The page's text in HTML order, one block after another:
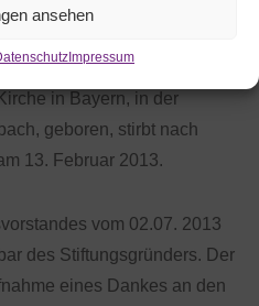
ansehen
Impressum
der
in Bayern, in der
geboren, stirbt nach
13. Februar 2013.
vom 02.07. 2013
des Stiftungsgründers. Der
eines Dankes an den